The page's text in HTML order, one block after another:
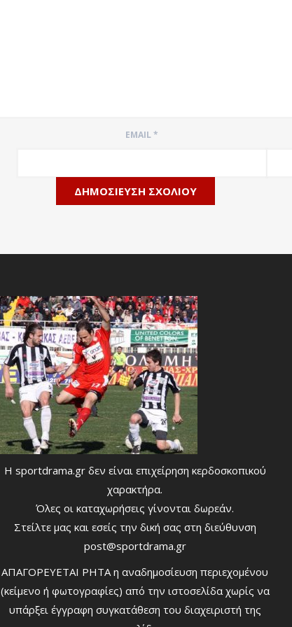
EMAIL*
Η sportdrama.gr δεν είναι επιχείρηση κερδοσκοπικού
χαρακτήρα.
Όλες οι καταχωρήσεις γίνονται δωρεάν.
Στείλτε μας και εσείς την δική σας στη διεύθυνση
post@sportdrama.gr
ΑΠΑΓΟΡΕΥΕΤΑΙ ΡΗΤΑ η αναδημοσίευση περιεχομένου
(κείμενο ή φωτογραφίες) από την ιστοσελίδα χωρίς να
υπάρξει έγγραφη συγκατάθεση του διαχειριστή της